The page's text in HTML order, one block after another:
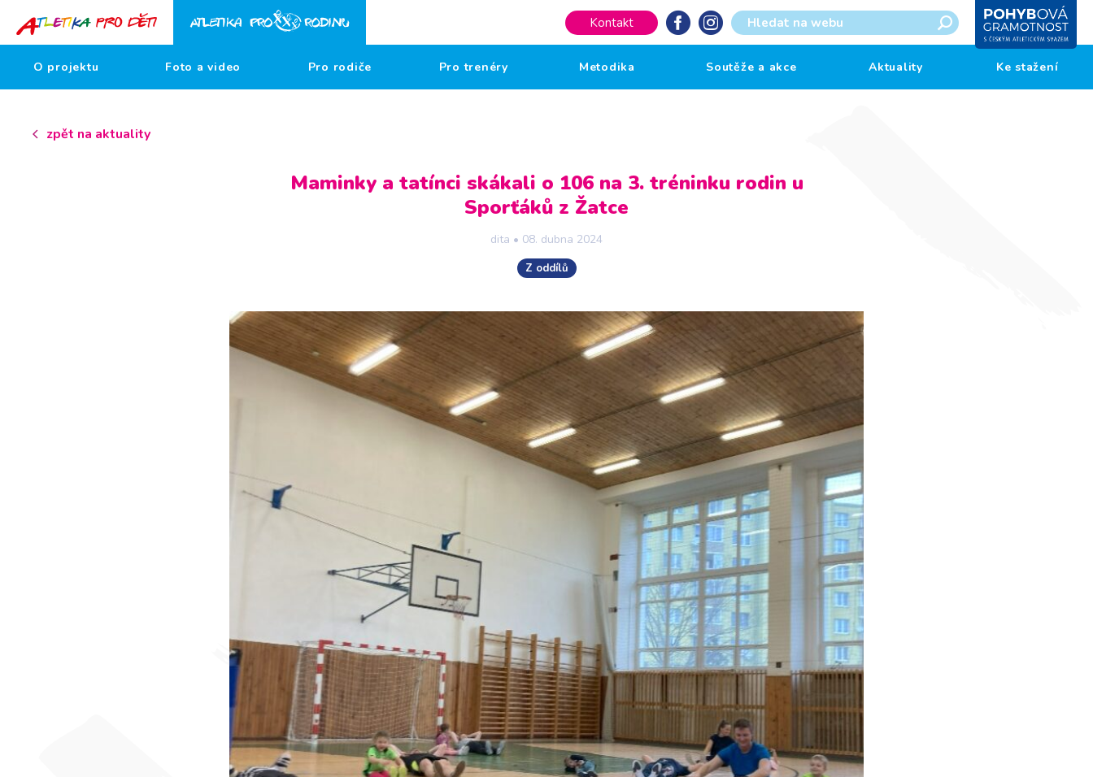
Kontakt
O projektu Foto a video Pro rodiče Pro trenéry Metodika Soutěže a akce Aktuality Ke stažení
zpět na aktuality
Maminky a tatínci skákali o 106 na 3. tréninku rodin u
Sporťáků z Žatce
dita • 08. dubna 2024
Z oddílů